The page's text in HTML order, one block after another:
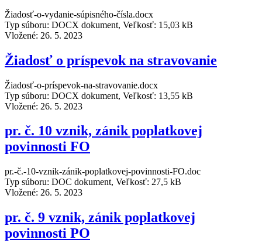
Žiadosť-o-vydanie-súpisného-čísla.docx
Typ súboru: DOCX dokument, Veľkosť: 15,03 kB
Vložené: 26. 5. 2023
Žiadosť o príspevok na stravovanie
Žiadosť-o-príspevok-na-stravovanie.docx
Typ súboru: DOCX dokument, Veľkosť: 13,55 kB
Vložené: 26. 5. 2023
pr. č. 10 vznik, zánik poplatkovej
povinnosti FO
pr.-č.-10-vznik-zánik-poplatkovej-povinnosti-FO.doc
Typ súboru: DOC dokument, Veľkosť: 27,5 kB
Vložené: 26. 5. 2023
pr. č. 9 vznik, zánik poplatkovej
povinnosti PO